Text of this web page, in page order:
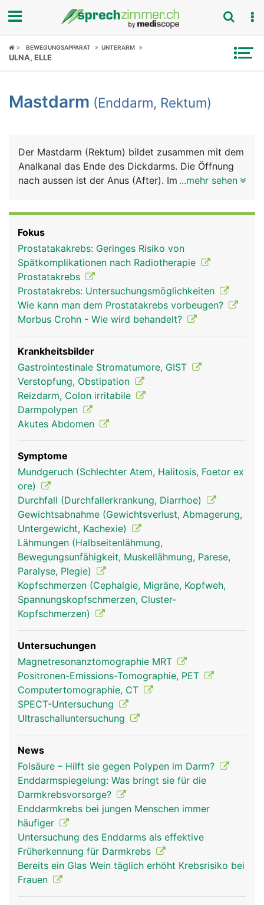
Fokus
Symptome
News
Rubriken
BEWEGUNGSAPPARAT UNTERARM
ULNA, ELLE
Mastdarm (Enddarm, Rektum)
Der Mastdarm (Rektum) bildet zusammen mit dem
Analkanal das Ende des Dickdarms. Die Öffnung
nach aussen ist der Anus (After). Im Mastdarm
einem inneren und einem äusseren Schliessmuskel
umgeben. Der innere Afterschliessmuskel ist nicht
willentlich beeinflussbar. Er erschlafft automatisch
bei Kontakt mit dem Stuhl und lässt ihn in den
oberen Analkanal gleiten. Der äussere
Schliessmuskel kann selbst zur willentlichen
Stuhlentleerung gesteuert werden.
frau
mann
...mehr sehen
Fokus
Prostatakakrebs: Geringes Risiko von
Spätkomplikationen nach Radiotherapie
Prostatakrebs
Prostatakrebs: Untersuchungsmöglichkeiten
Wie kann man dem Prostatakrebs vorbeugen?
Morbus Crohn - Wie wird behandelt?
Krankheitsbilder
Gastrointestinale Stromatumore, GIST
Verstopfung, Obstipation
Reizdarm, Colon irritabile
Darmpolypen
Akutes Abdomen
Symptome
Mundgeruch (Schlechter Atem, Halitosis, Foetor ex
ore)
Durchfall (Durchfallerkrankung, Diarrhoe)
Gewichtsabnahme (Gewichtsverlust, Abmagerung,
Untergewicht, Kachexie)
Lähmungen (Halbseitenlähmung,
Bewegungsunfähigkeit, Muskellähmung, Parese,
Paralyse, Plegie)
Kopfschmerzen (Cephalgie, Migräne, Kopfweh,
Spannungskopfschmerzen, Cluster-
Kopfschmerzen)
Untersuchungen
Magnetresonanztomographie MRT
Positronen-Emissions-Tomographie, PET
Computertomographie, CT
SPECT-Untersuchung
Ultraschalluntersuchung
News
Folsäure – Hilft sie gegen Polypen im Darm?
Enddarmspiegelung: Was bringt sie für die
Darmkrebsvorsorge?
Enddarmkrebs bei jungen Menschen immer
häufiger
Untersuchung des Enddarms als effektive
Früherkennung für Darmkrebs
Bereits ein Glas Wein täglich erhöht Krebsrisiko bei
Frauen